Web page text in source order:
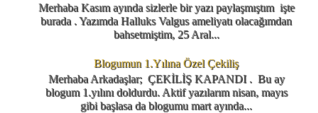
Merhaba Kasım ayında sizlerle bir yazı paylaşmıştım işte
burada . Yazımda Halluks Valgus ameliyatı olacağımdan
bahsetmiştim, 25 Aral...
Blogumun 1.Yılına Özel Çekiliş
Merhaba Arkadaşlar; ÇEKİLİŞ KAPANDI . Bu ay
blogum 1.yılını doldurdu. Aktif yazılarım nisan, mayıs
gibi başlasa da blogumu mart ayında...